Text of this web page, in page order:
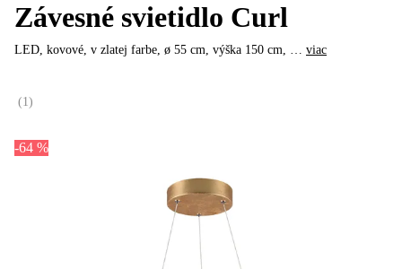
-64 %
Závesné svietidlo Curl
LED, kovové, v zlatej farbe, ø 55 cm, výška 150 cm, … viac
(1 )